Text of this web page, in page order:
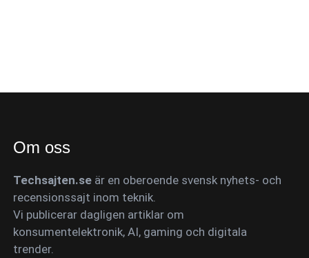
Om oss
Techsajten.se är en oberoende svensk nyhets- och
recensionssajt inom teknik.
Vi publicerar dagligen artiklar om
konsumentelektronik, AI, gaming och digitala
trender.